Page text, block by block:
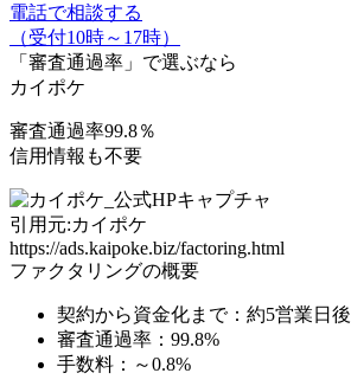
電話で相談する
（受付10時～17時）
「審査通過率」 で選ぶなら
カイポケ
審査通過率99.8％
信用情報も不要
引用元:カイポケ
https://ads.kaipoke.biz/factoring.html
ファクタリングの概要
契約から資金化まで：約5営業日後
審査通過率：99.8%
手数料：～0.8%